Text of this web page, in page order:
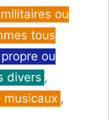
ou
tous
ou
divers ,
musicaux ,